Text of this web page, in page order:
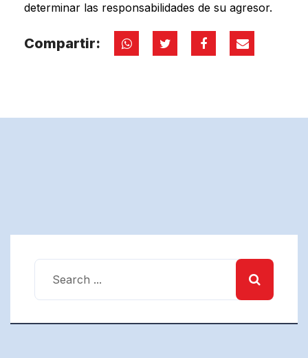
determinar las responsabilidades de su agresor.
Compartir: